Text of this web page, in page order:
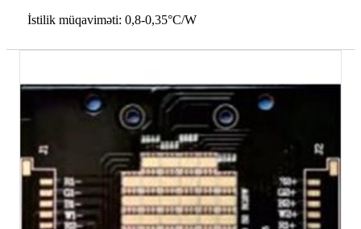
İstilik müqaviməti: 0,8-0,35°C/W